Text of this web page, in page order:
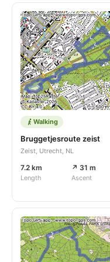
Walking
Bruggetjesroute zeist
Zeist, Utrecht, NL
7.2 km
Length
↗ 31 m
Ascent